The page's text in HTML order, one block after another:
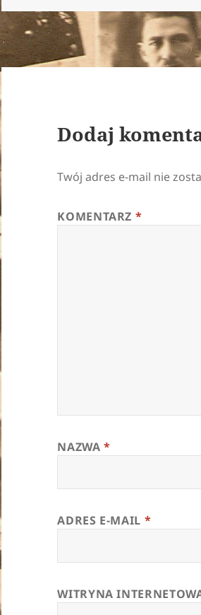
Dodaj
Twój adres e-mail nie
KOMENTARZ *
NAZWA*
ADRES E-MAIL *
WITRYNA